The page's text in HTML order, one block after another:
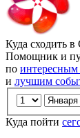
Куда сходить
Помощник и
по интересным
и лучшим
Куда пойти